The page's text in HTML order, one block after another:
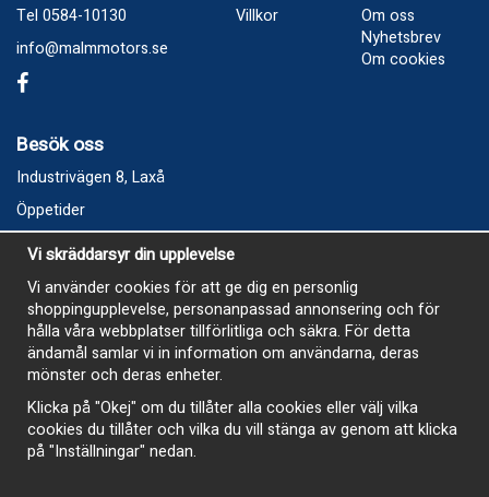
Tel 0584-10130
info@malmmotors.se
Villkor
Om oss
Nyhetsbrev
Om cookies
Besök oss
Industrivägen 8, Laxå
Öppetider
Vecka 32
Måndag kl 9-12, kl 13 - 15
Onsdag kl 9-12, kl 13 - 15
Tisdag, Tordag och Fredag stängt
E-Handelsbutiken är öppen och paket skickas hela
sommaren
Vi skräddarsyr din upplevelse
Vi använder cookies för att ge dig en personlig
shoppingupplevelse, personanpassad annonsering och för
hålla våra webbplatser tillförlitliga och säkra. För detta
ändamål samlar vi in information om användarna, deras
mönster och deras enheter.
Klicka på "Okej" om du tillåter alla cookies eller välj vilka
cookies du tillåter och vilka du vill stänga av genom att klicka
på "Inställningar" nedan.